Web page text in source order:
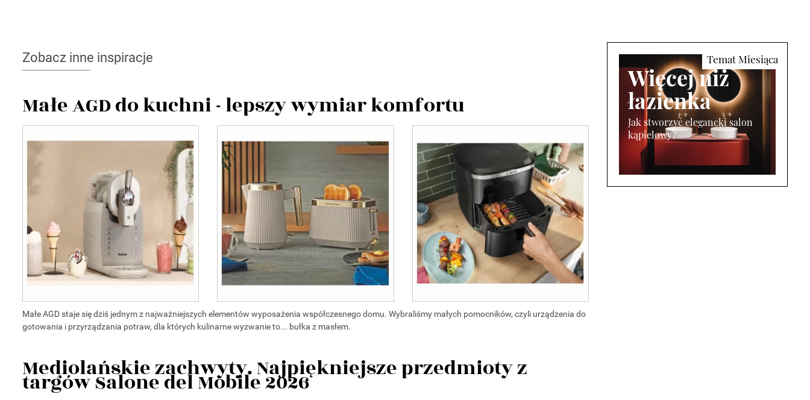
Zobacz inne inspiracje
Małe AGD do kuchni - lepszy wymiar komfortu
Małe AGD staje się dziś jednym z najważniejszych elementów wyposażenia współczesnego domu. Wybraliśmy małych pomocników, czyli urządzenia do
gotowania i przyrządzania potraw, dla których kulinarne wyzwanie to... bułka z masłem.
Mediolańskie zachwyty. Najpiękniejsze przedmioty z
targów Salone del Mobile 2026
Więcej niż
łazienka
Jak stworzyć elegancki salon
kąpielowy?